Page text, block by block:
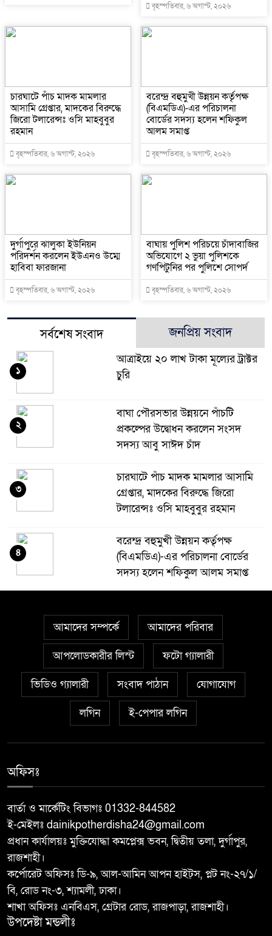
বৃহস্পতিবার, ৬ অগাস্ট, ২০২৬
চারঘাটে পাঁচ মাদক মামলার
আসামি গ্রেপ্তার, মাদকের বিরুদ্ধে
জিরো টলারেন্সঃ ওসি মাহবুবুর
রহমান
বৃহস্পতিবার, ৬ অগাস্ট, ২০২৬
বরেন্দ্র বহুমুখী উন্নয়ন কর্তৃপক্ষ
(বিএমডিএ)-এর পরিচালনা
বোর্ডের সদস্য হলেন শফিকুল
আলম সমাপ্ত
বৃহস্পতিবার, ৬ অগাস্ট, ২০২৬
দুর্গাপুরে ঝালুকা ইউনিয়ন
পরিদর্শন করলেন ইউএনও উম্মে
হাবিবা ফারজানা
বৃহস্পতিবার, ৬ অগাস্ট, ২০২৬
বাঘায় পুলিশ পরিচয়ে চাঁদাবাজির
অভিযোগে ২ ভুয়া পুলিশকে
গণপিটুনির পর পুলিশে সোপর্দ
বৃহস্পতিবার, ৬ অগাস্ট, ২০২৬
সর্বশেষ সংবাদ জনপ্রিয় সংবাদ
আত্রাইয়ে ২০ লাখ টাকা মূল্যের ট্রাক্টর
চুরি
১
বাঘা পৌরসভার উন্নয়নে পাঁচটি
প্রকল্পের উদ্বোধন করলেন সংসদ
সদস্য আবু সাঈদ চাঁদ
২
চারঘাটে পাঁচ মাদক মামলার আসামি
গ্রেপ্তার, মাদকের বিরুদ্ধে জিরো
টলারেন্সঃ ওসি মাহবুবুর রহমান
৩
বরেন্দ্র বহুমুখী উন্নয়ন কর্তৃপক্ষ
(বিএমডিএ)-এর পরিচালনা বোর্ডের
সদস্য হলেন শফিকুল আলম সমাপ্ত
৪
করলেন ইউএনও উম্মে হাবিবা
ফারজানা
বাঘায় পুলিশ পরিচয়ে চাঁদাবাজির
অভিযোগে ২ ভুয়া পুলিশকে গণপিটুনির
পর পুলিশে সোপর্দ
৭
সড়ক প্রশস্তকরণ কাজের উদ্বোধন
করলেন এমপি ডা. ইকরামুল বারী টিপু
৮
শিক্ষার্থীদের মাঝে গাছে চারা বিতরণ
করেন
৯
আমাদের সম্পর্কে আমাদের পরিবার
আপলোডকারীর লিস্ট ফটো গ্যালারী
ভিডিও গ্যালারী সংবাদ পাঠান যোগাযোগ
লগিন ই-পেপার লগিন
অফিসঃ
বার্তা ও মার্কেটিং বিভাগঃ 01332-844582
ই-মেইলঃ dainikpotherdisha24@gmail.com
প্রধান কার্যালয়ঃ মুক্তিযোদ্ধা কমপ্লেক্স ভবন, দ্বিতীয় তলা, দুর্গাপুর,
রাজশাহী।
কর্পোরেট অফিসঃ ডি-৯, আল-আমিন আপন হাইট্স, প্লট নং-২৭/১/
বি, রোড নং-৩, শ্যামলী, ঢাকা।
শাখা অফিসঃ এনবিএস, গ্রেটার রোড, রাজপাড়া, রাজশাহী।
উপদেষ্টা মন্ডলীঃ